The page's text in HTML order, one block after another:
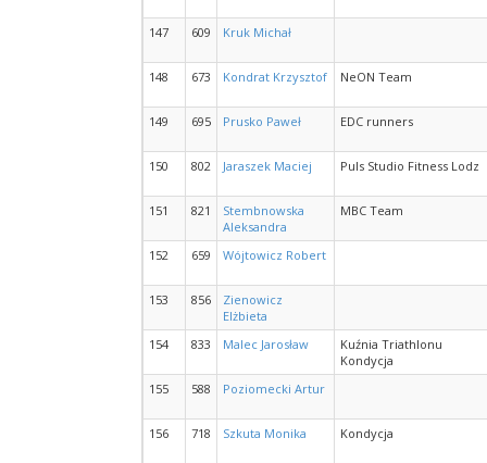
147 609 Kruk Michał
148 673 Kondrat Krzysztof NeON Team
149 695 Prusko Paweł EDC runners
150 802 Jaraszek Maciej Puls Studio Fitness Lodz
151 821
Stembnowska
Aleksandra
MBC Team
152 659 Wójtowicz Robert
153 856
Zienowicz
Elżbieta
154
833 Malec Jarosław
Kuźnia Triathlonu
Kondycja
155
588 Poziomecki Artur
156 718 Szkuta Monika Kondycja